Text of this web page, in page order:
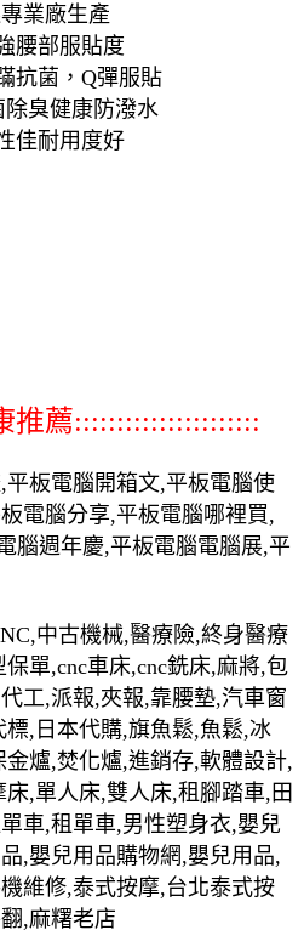
業廠生產
腰部服貼度
抗菌，Q彈服貼
臭健康防潑水
佳耐用度好
推薦::::::::::::::::::::::
板電腦開箱文,平板電腦使
電腦分享,平板電腦哪裡買,
腦週年慶,平板電腦電腦展,平
中古機械,醫療險,終身醫療
單,cnc車床,cnc銑床,麻將,包
工,派報,夾報,靠腰墊,汽車窗
,日本代購,旗魚鬆,魚鬆,冰
爐,焚化爐,進銷存,軟體設計,
,單人床,雙人床,租腳踏車,田
車,租單車,男性塑身衣,嬰兒
,嬰兒用品購物網,嬰兒用品,
維修,泰式按摩,台北泰式按
,麻糬老店